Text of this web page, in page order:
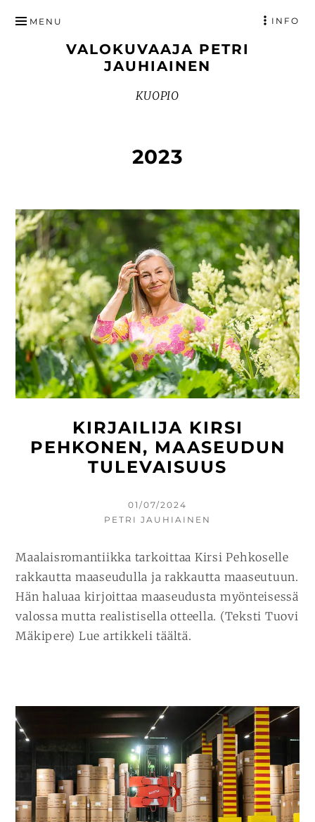
SISÄLTÖÖN
VALOKUVAAJA PETRI
JAUHIAINEN
KUOPIO
MENU INFO
2023
KIRJAILIJA KIRSI
PEHKONEN, MAASEUDUN
TULEVAISUUS
KIRJOITETTU
01/07/2024
KIRJOITTAJA
PETRI JAUHIAINEN
Maalaisromantiikka tarkoittaa Kirsi Pehkoselle
rakkautta maaseudulla ja rakkautta maaseutuun.
Hän haluaa kirjoittaa maaseudusta myönteisessä
valossa mutta realistisella otteella. (Teksti Tuovi
Mäkipere) Lue artikkeli täältä.